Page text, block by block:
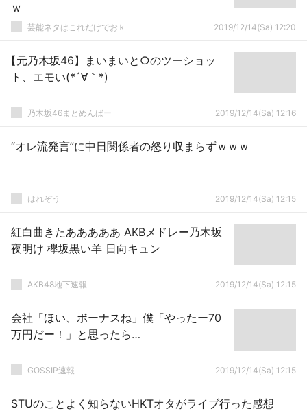
ｗ
芸能ネタはこれだけでおｋ 2019/12/14(Sa) 12:20
【元乃木坂46】まいまいと○のツーショッ
ト、エモい(*´∀｀*)
乃木坂46まとめんばー 2019/12/14(Sa) 12:16
“オレ流発言”に中日関係者の怒り収まらずｗｗｗ
はれぞう 2019/12/14(Sa) 12:15
紅白曲きたあああああ AKBメドレー乃木坂
夜明け 欅坂黒い羊 日向キュン
AKB48地下速報 2019/12/14(Sa) 12:15
会社「ほい、ボーナスね」僕「やったー70
万円だー！」と思ったら…
GOSSIP速報 2019/12/14(Sa) 12:15
STUのことよく知らないHKTオタがライブ行った感想